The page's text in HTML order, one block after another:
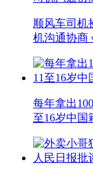
顺风车司机
机沟通协商
每年拿出
至16岁中国